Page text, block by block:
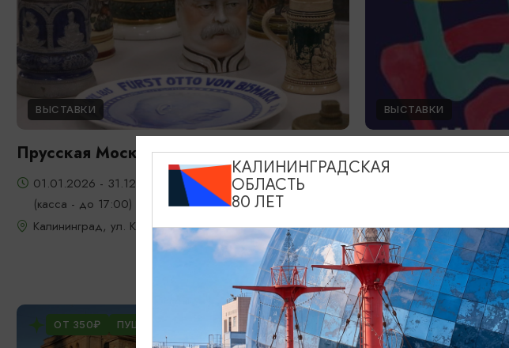
ВЫСТАВКИ
Прусская Москва глазами современников
01.01.2026 - 31.12.2026, ежедневно с 10:00 до 18:00
(касса - до 17:00)
Калининград, ул. Клиническая, 21
ВЫСТАВКИ
Элий Белютин.
Калининград,
изобразительных
ОТ 350₽ ПУШКИНСКАЯ КАРТА ОТ 250₽
КАЛИНИНГРАДСКАЯ
ОБЛАСТЬ
80 ЛЕТ